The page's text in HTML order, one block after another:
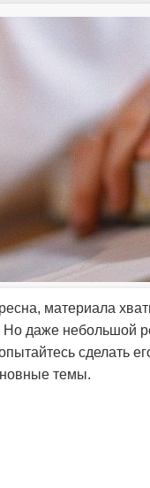
материала
Но даже небольшой
сделать
темы.